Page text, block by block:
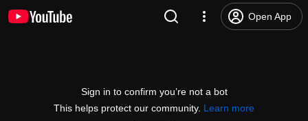
Open App
Sign in to confirm you’re not a bot
This helps protect our community. Learn more